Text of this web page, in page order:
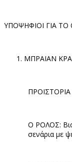
ΥΠΟΨΗΦΙΟΙ ΓΙΑ ΤΟ
ΜΠΡΑΙΑΝ
Ο ΡΟΛΟΣ:
σενάρια με